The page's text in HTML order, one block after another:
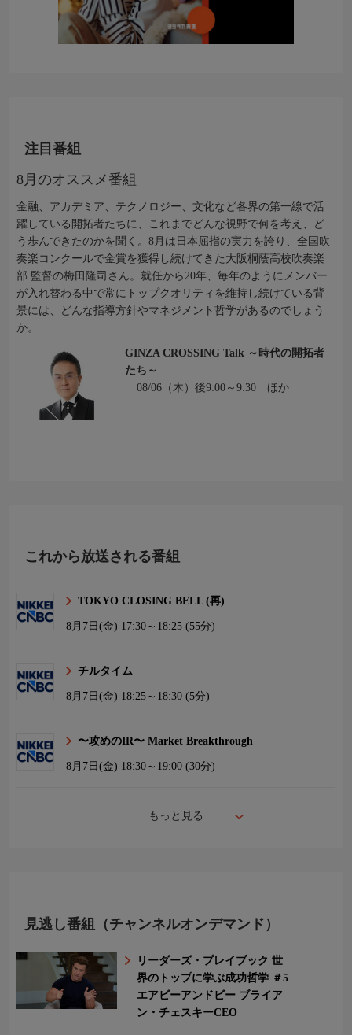
注目番組
8月のオススメ番組
金融、アカデミア、テクノロジー、文化など各界の第一線で活
躍している開拓者たちに、これまでどんな視野で何を考え、ど
う歩んできたのかを聞く。8月は日本屈指の実力を誇り、全国吹
奏楽コンクールで金賞を獲得し続けてきた大阪桐蔭高校吹奏楽
部 監督の梅田隆司さん。就任から20年、毎年のようにメンバー
が入れ替わる中で常にトップクオリティを維持し続けている背
景には、どんな指導方針やマネジメント哲学があるのでしょう
か。
GINZA CROSSING Talk ～時代の開拓者
たち～
08/06（木）後9:00～9:30 ほか
これから放送される番組
TOKYO CLOSING BELL (再)
8月7日(金) 17:30～18:25 (55分)
チルタイム
8月7日(金) 18:25～18:30 (5分)
〜攻めのIR〜 Market Breakthrough
8月7日(金) 18:30～19:00 (30分)
もっと見る
見逃し番組（チャンネルオンデマンド）
リーダーズ・プレイブック 世
界のトップに学ぶ成功哲学 ＃5
エアビーアンドビー ブライア
ン・チェスキーCEO